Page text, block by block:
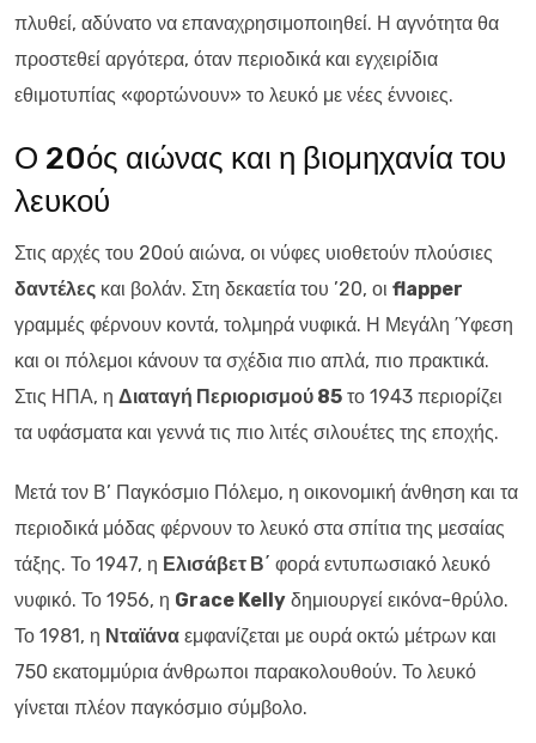
πλυθεί, αδύνατο να επαναχρησιμοποιηθεί. Η αγνότητα θα
προστεθεί αργότερα, όταν περιοδικά και εγχειρίδια
εθιμοτυπίας «φορτώνουν» το λευκό με νέες έννοιες.
Ο 20ός αιώνας και η βιομηχανία του
λευκού
Στις αρχές του 20ού αιώνα, οι νύφες υιοθετούν πλούσιες
δαντέλες και βολάν. Στη δεκαετία του ’20, οι flapper
γραμμές φέρνουν κοντά, τολμηρά νυφικά. Η Μεγάλη Ύφεση
και οι πόλεμοι κάνουν τα σχέδια πιο απλά, πιο πρακτικά.
Στις ΗΠΑ, η Διαταγή Περιορισμού 85 το 1943 περιορίζει
τα υφάσματα και γεννά τις πιο λιτές σιλουέτες της εποχής.
Μετά τον Β’ Παγκόσμιο Πόλεμο, η οικονομική άνθηση και τα
περιοδικά μόδας φέρνουν το λευκό στα σπίτια της μεσαίας
τάξης. Το 1947, η Ελισάβετ Β΄ φορά εντυπωσιακό λευκό
νυφικό. Το 1956, η Grace Kelly δημιουργεί εικόνα-θρύλο.
Το 1981, η Νταϊάνα εμφανίζεται με ουρά οκτώ μέτρων και
750 εκατομμύρια άνθρωποι παρακολουθούν. Το λευκό
γίνεται πλέον παγκόσμιο σύμβολο.